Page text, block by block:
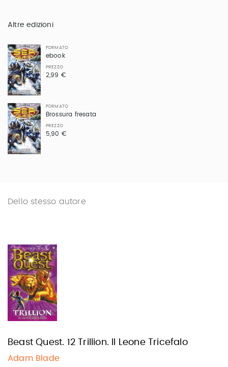
Altre edizioni
FORMATO
ebook
PREZZO
2,99 €
FORMATO
Brossura fresata
PREZZO
5,90 €
Dello stesso autore
Beast Quest. 12 Trillion. Il Leone Tricefalo
Adam Blade